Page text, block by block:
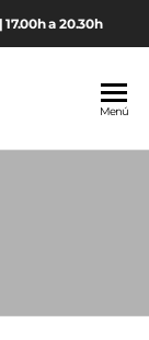
17.00h a 20.30h
Menú